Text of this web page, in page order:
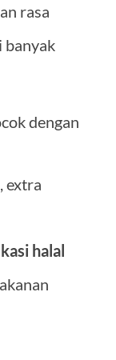
rasa
banyak
dengan
extra
halal